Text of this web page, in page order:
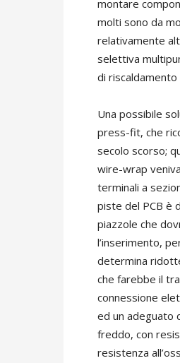
montare
molti sono da
relativamente
selettiva
di
Una possibile
press-fit, che
secolo scorso;
wire-wrap
terminali a
piste del PCB è
piazzole che
l’inserimento,
determina
che farebbe il
connessione
ed un adeguato
freddo, con
resistenza